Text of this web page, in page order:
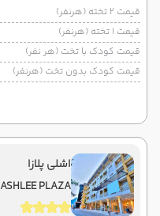
قیمت 2 تخته (هرنفر)
قیمت 1 تخته (هرنفر)
قیمت کودک با تخت (هر نفر)
قیمت کودک بدون تخت (هرنفر)
اشلی پلازا
ASHLEE PLAZA